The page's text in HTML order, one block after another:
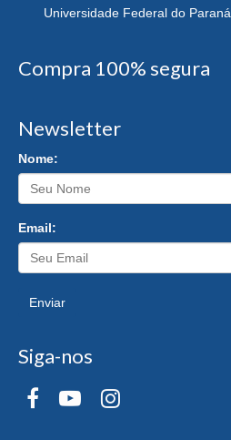
Universidade Federal do Paraná
Compra 100% segura
Newsletter
Nome:
Email:
Enviar
Siga-nos